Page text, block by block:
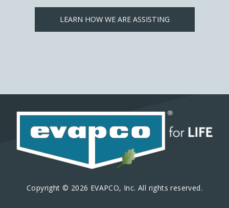
LEARN HOW WE ARE ASSISTING
Copyright © 2026 EVAPCO, Inc. All rights reserved.